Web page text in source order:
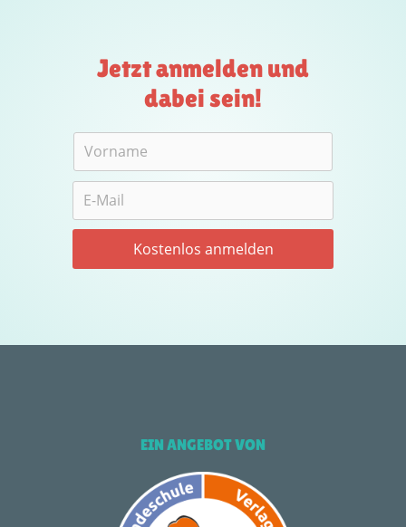
Jetzt anmelden und
dabei sein!
EIN ANGEBOT VON